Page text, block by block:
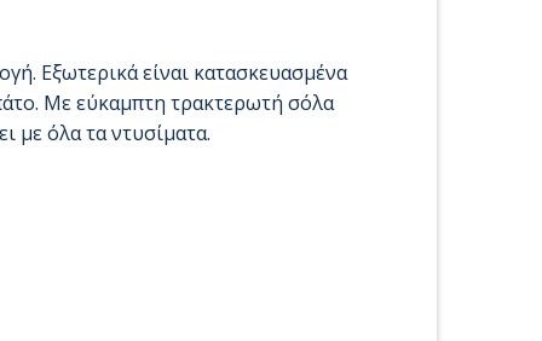
Εξωτερικά είναι κατασκευασμένα
Με εύκαμπτη τρακτερωτή σόλα
με όλα τα ντυσίματα.